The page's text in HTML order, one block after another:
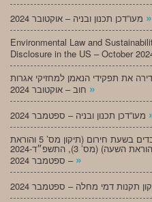
»
Environmental Law and
Disclosure in the US – October
את תפקידי הנאמן למחזיקי אגרות
»
מעו”דכן יחסי עבודה – צו הגנה על עובדים בשעת חירום (תיקון מס’ 5 והוראת
שעה – חרבות ברזל) (הארכת תקופת הוראת השעה) (מס’ 3), התשפ״ד-2024
– ספטמבר 2024 »